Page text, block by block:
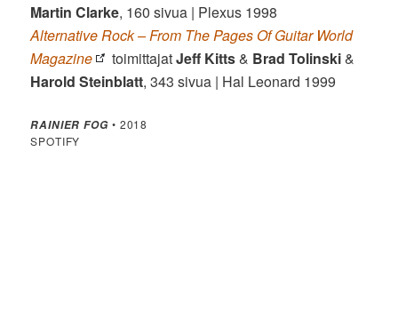
Martin Clarke, 160 sivua | Plexus 1998
Alternative Rock – From The Pages Of Guitar World
Magazine
toimittajatJeff Kitts& Brad Tolinski&
Harold Steinblatt, 343 sivua | Hal Leonard 1999
RAINIER FOG• 2018
SPOTIFY